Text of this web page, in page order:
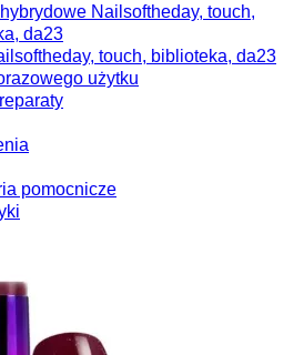
Nailsoftheday, touch,
da23
touch, biblioteka, da23
użytku
pomocnicze